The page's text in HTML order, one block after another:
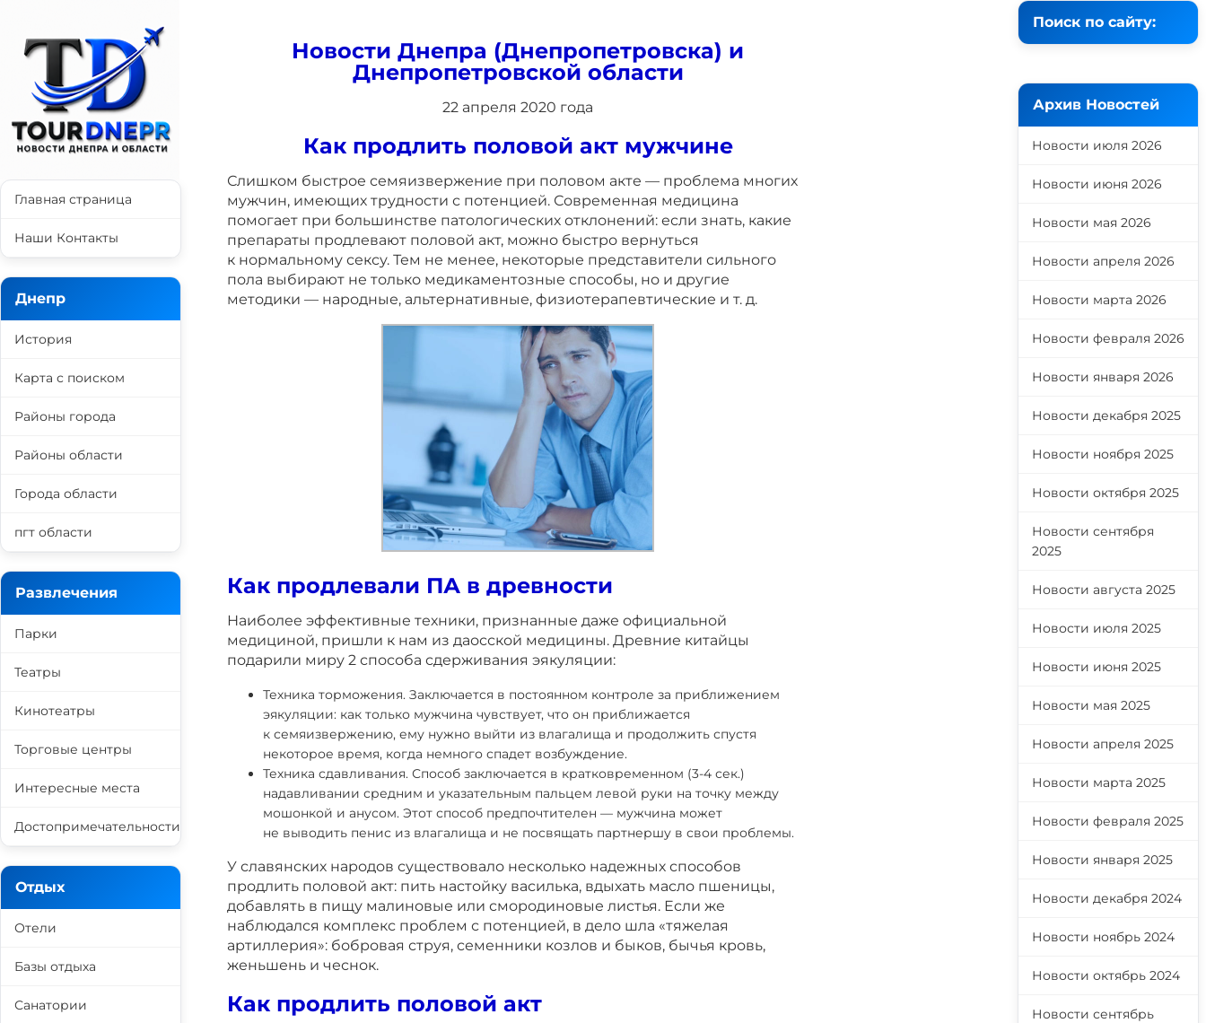
Новости Днепра (Днепропетровска) и
Днепропетровской области
22 апреля 2020 года
Как продлить половой акт мужчине
Слишком быстрое семяизвержение при половом акте — проблема многих
мужчин, имеющих трудности с потенцией. Современная медицина
помогает при большинстве патологических отклонений: если знать, какие
препараты продлевают половой акт, можно быстро вернуться
к нормальному сексу. Тем не менее, некоторые представители сильного
пола выбирают не только медикаментозные способы, но и другие
методики — народные, альтернативные, физиотерапевтические и т. д.
Как продлевали ПА в древности
Наиболее эффективные техники, признанные даже официальной
медициной, пришли к нам из даосской медицины. Древние китайцы
подарили миру 2 способа сдерживания эякуляции:
Техника торможения. Заключается в постоянном контроле за приближением
эякуляции: как только мужчина чувствует, что он приближается
к семяизвержению, ему нужно выйти из влагалища и продолжить спустя
некоторое время, когда немного спадет возбуждение.
Техника сдавливания. Способ заключается в кратковременном (3-4 сек.)
надавливании средним и указательным пальцем левой руки на точку между
мошонкой и анусом. Этот способ предпочтителен — мужчина может
не выводить пенис из влагалища и не посвящать партнершу в свои проблемы.
У славянских народов существовало несколько надежных способов
продлить половой акт: пить настойку василька, вдыхать масло пшеницы,
добавлять в пищу малиновые или смородиновые листья. Если же
наблюдался комплекс проблем с потенцией, в дело шла «тяжелая
артиллерия»: бобровая струя, семенники козлов и быков, бычья кровь,
женьшень и чеснок.
Как продлить половой акт
Главная страница
Наши Контакты
Днепр
История
Карта с поиском
Районы города
Районы области
Города области
пгт области
Развлечения
Парки
Театры
Кинотеатры
Торговые центры
Интересные места
Достопримечательности
Отдых
Отели
Базы отдыха
Санатории
Поиск по сайту:
Архив Новостей
Новости июля 2026
Новости июня 2026
Новости мая 2026
Новости апреля 2026
Новости марта 2026
Новости февраля 2026
Новости января 2026
Новости декабря 2025
Новости ноября 2025
Новости октября 2025
Новости сентября
2025
Новости августа 2025
Новости июля 2025
Новости июня 2025
Новости мая 2025
Новости апреля 2025
Новости марта 2025
Новости февраля 2025
Новости января 2025
Новости декабря 2024
Новости ноябрь 2024
Новости октябрь 2024
Новости сентябрь